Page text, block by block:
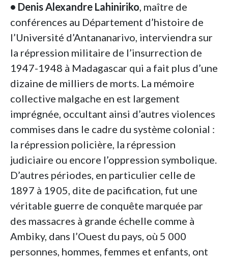
• Denis Alexandre Lahiniriko, maître de
conférences au Département d’histoire de
l’Université d’Antananarivo, interviendra sur
la répression militaire de l’insurrection de
1947-1948 à Madagascar qui a fait plus d’une
dizaine de milliers de morts. La mémoire
collective malgache en est largement
imprégnée, occultant ainsi d’autres violences
commises dans le cadre du système colonial :
la répression policière, la répression
judiciaire ou encore l’oppression symbolique.
D’autres périodes, en particulier celle de
1897 à 1905, dite de pacification, fut une
véritable guerre de conquête marquée par
des massacres à grande échelle comme à
Ambiky, dans l’Ouest du pays, où 5 000
personnes, hommes, femmes et enfants, ont